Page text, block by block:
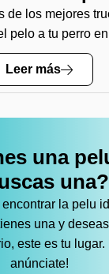
de los mejores
pelo a tu perro
Leer más
una
una?
la pelu
una y
este es tu lugar.
anúnciate!